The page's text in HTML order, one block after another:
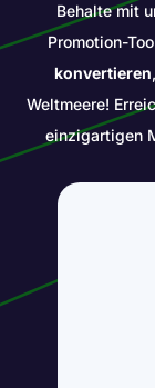
Behalte mit
Promotion-
konvertieren
Weltmeere!
einzigartigen